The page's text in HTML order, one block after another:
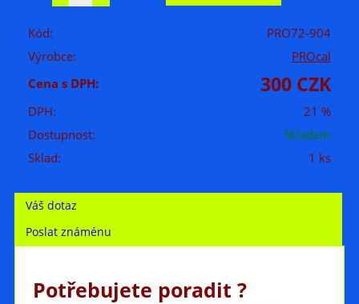
Kód:
PRO72-904
Výrobce:
PROcal
Cena s DPH:
300 CZK
DPH:
21 %
Dostupnost:
Skladem
Sklad:
1 ks
Váš dotaz
Poslat známénu
Potřebujete poradit ?